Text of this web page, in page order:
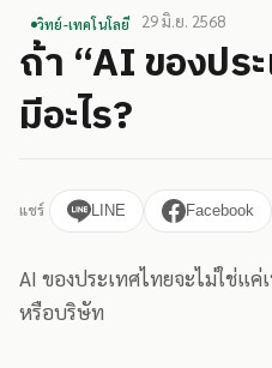
วิทย์-เทคโนโลยี 29 มิ.ย. 2568
ถ้า “AI ของปร
มีอะไร?
แชร์ LINE Facebook
AI ของประเทศไทยจะไม่ใช่แ
หรือบริษัท